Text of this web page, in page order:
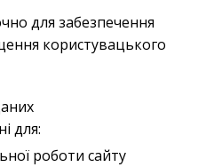
для забезпечення
користувацького
для:
роботи сайту